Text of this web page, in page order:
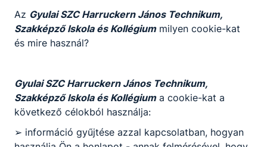
Látogatás a Gyulai
Rendőrfőkapitányságon
Az Gyulai SZC Harruckern János Technikum,
Szakképző Iskola és Kollégiummilyen cookie-kat
és mire használ?
Gyulai SZC Harruckern János Technikum,
Szakképző Iskola és Kollégiuma cookie-kat a
következő célokból használja:
➢ információ gyűjtése azzal kapcsolatban, hogyan